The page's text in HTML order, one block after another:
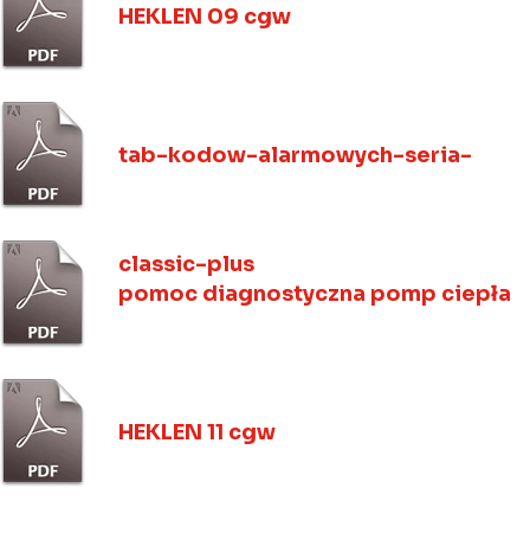
HEKLEN 09 cgw
tab-kodow-alarmowych-seria-
classic-plus
pomoc diagnostyczna pomp ciepła
HEKLEN 11 cgw